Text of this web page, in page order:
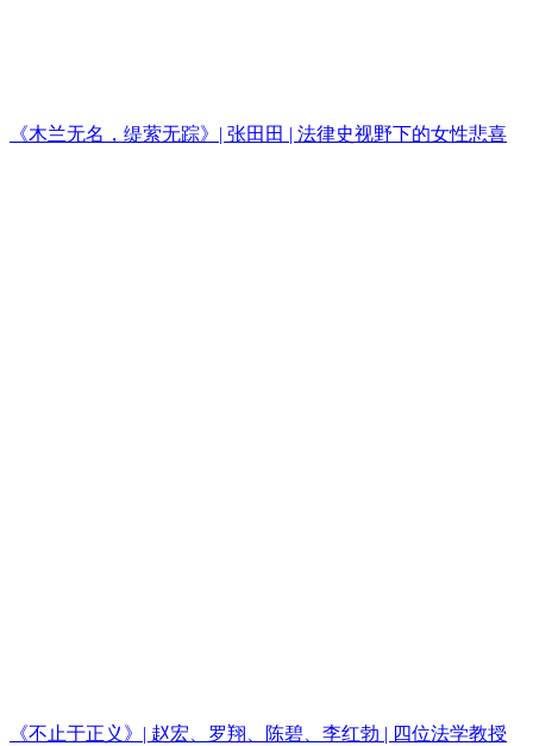
《木兰无名，缇萦无踪》| 张田田 | 法律史视野下的女性悲喜
《不止于正义》| 赵宏、罗翔、陈碧、李红勃 | 四位法学教授